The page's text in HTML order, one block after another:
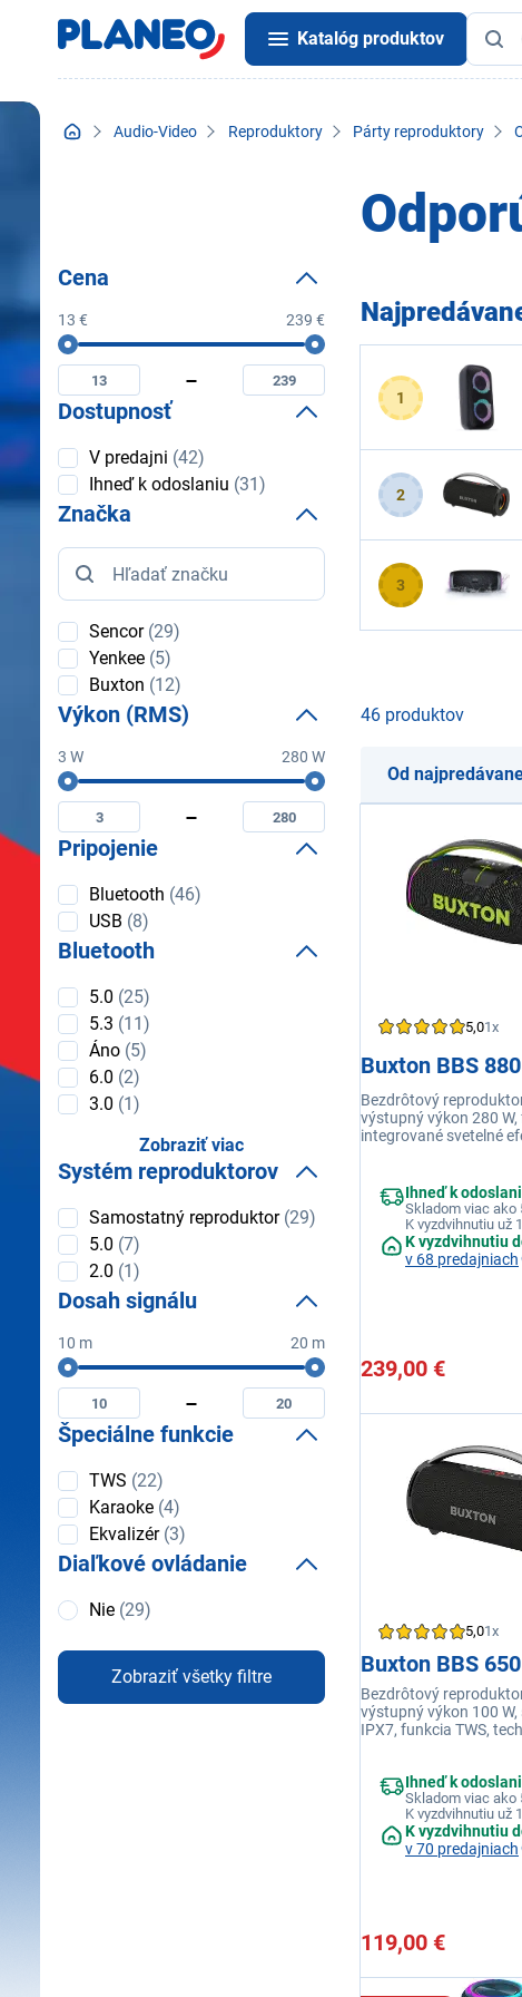
Katalóg produktov
Audio-Video Reproduktory Párty reproduktory
1
2
3
Cena
13 € 239 €
Cena
Minimální
cena
Maximální
cena
Dostupnosť
Dostupnosť
V predajni (42)
Ihneď k odoslaniu (31)
Značka
Značka
Sencor(29)
Yenkee (5)
Buxton (12)
Výkon (RMS)
3 W 280 W
Výkon
(RMS)
Minimální
výkon
(rms)
Maximální
výkon
(rms)
Pripojenie
Pripojenie
Bluetooth (46)
USB (8)
Bluetooth
Bluetooth
5.0 (25)
5.3 (11)
Áno (5)
6.0 (2)
3.0 (1)
Zobraziť viac
Systém reproduktorov
Systém
reproduktorov
Samostatný reproduktor(29)
5.0 (7)
2.0 (1)
Dosah signálu
10 m 20 m
Dosah
signálu
Minimální
dosah
signálu
Maximální
dosah
signálu
Špeciálne funkcie
Špeciálne
funkcie
TWS (22)
Karaoke (4)
Ekvalizér(3)
Diaľkové ovládanie
Diaľkové
ovládanie
Nie (29)
Zobraziť všetky filtre
46 produktov
Od
5,01x
Buxton BBS 880
Bezdrôtový
výstupný výkon 280 W,
integrované svetelné
Bluetooth: 5.0, trieda
Ihneď k
Skladom viac ako
K vyzdvihnutiu už
K vyzdvihnutiu
v 68 predajniach
239,00 €
5,01x
Buxton BBS
Bezdrôtový
výstupný výkon 100
IPX7, funkcia TWS,
Powerbanka – USB-A
Ihneď k
Skladom viac ako
K vyzdvihnutiu už
K vyzdvihnutiu
v 70 predajniach
119,00 €